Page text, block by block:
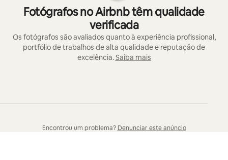
Fotógrafos no Airbnb têm qualidade
verificada
Os fotógrafos são avaliados quanto à experiência profissional,
portfólio de trabalhos de alta qualidade e reputação de
excelência.Saiba mais
Encontrou um problema? Denunciar este anúncio